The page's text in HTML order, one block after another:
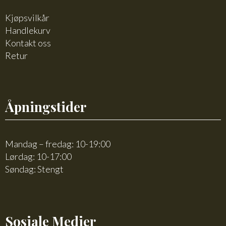
Kjøpsvilkår
Handlekurv
Kontakt oss
Retur
Åpningstider
Mandag – fredag: 10-19:00
Lørdag: 10-17:00
Søndag: Stengt
Sosiale Medier